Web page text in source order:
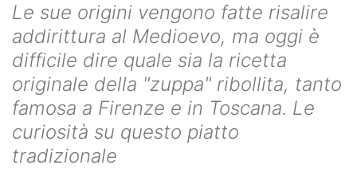
Le sue origini vengono fatte risalire
addirittura al Medioevo, ma oggi è
difficile dire quale sia la ricetta
originale della "zuppa" ribollita, tanto
famosa a Firenze e in Toscana. Le
curiosità su questo piatto
tradizionale